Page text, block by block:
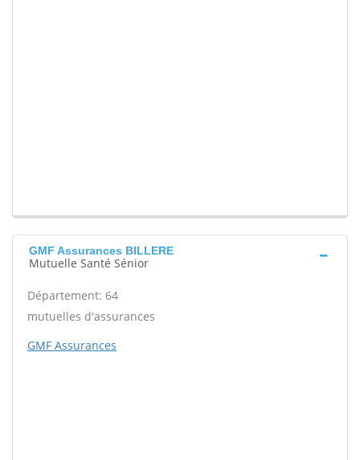
GMF Assurances BILLERE
Mutuelle Santé Sénior
Département: 64
mutuelles d'assurances
GMF Assurances